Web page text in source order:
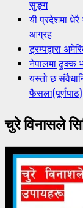
सुङ्ग
यी प्रदेशमा
आग्रह
ट्रम्पद्वारा
नेपालमा ढुक्क
यस्तो छ
फैसला(पूर्णपाठ)
चुरे विनासले